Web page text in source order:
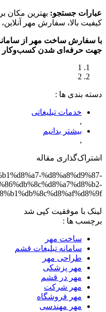
عبارات جستجو: بهترین مکان
کیفیت بالا، سفارش مهر
با سفارش ساخت مهر از
جهت حرفه‌ای شدن کسب‌وکار
1
2
دسته‌ بندی‌ ها :
خدمات تبلیغاتی
,
بیشتر بدانیم
,
اشتراک‌گذاری مقاله
%d8%a8%d9%87-
لینک با موفقیت کپی شد
برچسب‌ ها :
ساخت مهر
سامانه تبلیغات قشم
طراحی مهر
مهر پزشکی
مهر در قشم
مهر شرکت
مهر فروشگاه
مهر مهندسی